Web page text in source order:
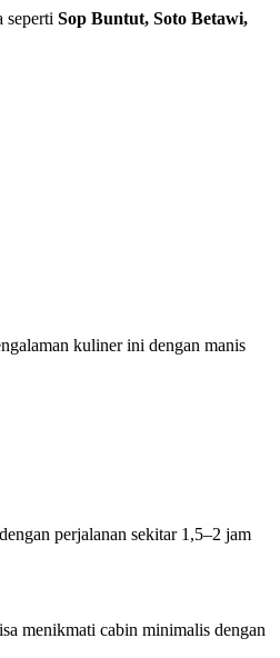
seperti Sop Buntut, Soto Betawi,
kuliner ini dengan manis
dengan perjalanan sekitar 1,5–2 jam
menikmati cabin minimalis dengan